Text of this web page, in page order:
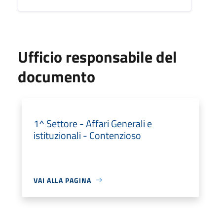
Ufficio responsabile del
documento
1^ Settore - Affari Generali e
istituzionali - Contenzioso
VAI ALLA PAGINA